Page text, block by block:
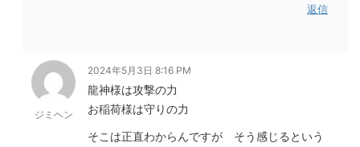
返信
ジミヘン
2024年5月3日 8:16 PM
龍神様は攻撃の力
お稲荷様は守りの力
そこは正直わからんですが そう感じるという